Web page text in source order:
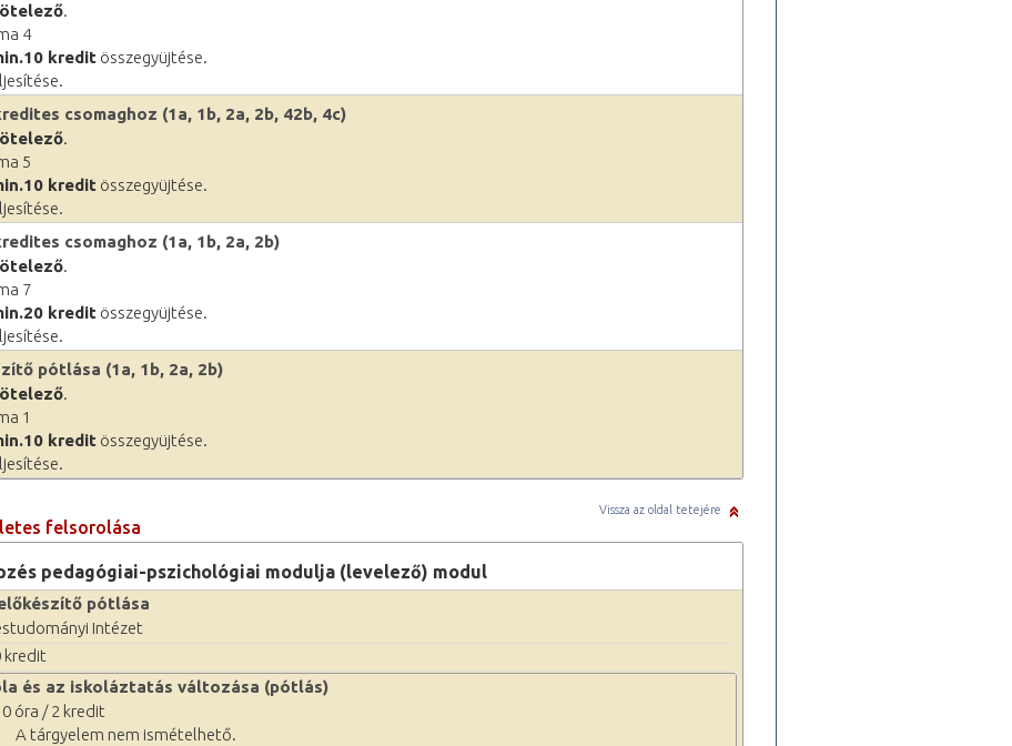
.
4
kredit összegyüjtése.
csomaghoz (1a, 1b, 2a, 2b, 42b, 4c)
.
5
kredit összegyüjtése.
csomaghoz (1a, 1b, 2a, 2b)
.
7
kredit összegyüjtése.
pótlása (1a, 1b, 2a, 2b)
.
1
kredit összegyüjtése.
Vissza az oldal tetejére
felsorolása
pedagógiai-pszichológiai modulja (levelező) modul
pótlása
Intézet
kredit
és az iskoláztatás változása (pótlás)
óra / 2 kredit
A tárgyelem nem ismételhető.